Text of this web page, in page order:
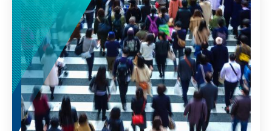
Ausgehend von den Umfragen im Vorfeld der
Wahl wird die Rolle der Spitzenkandidatinnen
und -kandidaten, der wichtigsten politischen
Themen und Parteikompetenzen für das
Wahlergebnis analysiert.